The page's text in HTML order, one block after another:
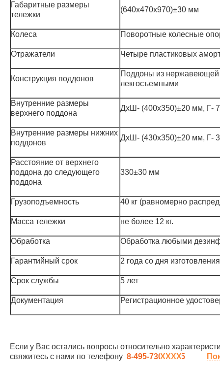
Габаритные размеры
тележки
(640х470х970)±30 мм
Колеса Поворотные колесные
Отражатели Четыре пластиковых
Конструкция поддонов
Поддоны из нержавеющей
лекгосъемными
Внутренние размеры
верхнего поддона
ДхШ- (400х350)±20 мм, Г-
Внутренние размеры нижних
поддонов
ДхШ- (430х350)±20 мм, Г-
Расстояние от верхнего
поддона до следующего
поддона
330±30 мм
Грузоподъемность 40 кг (равномерно
Масса тележки не более 12 кг.
Обработка Обработка любыми
Гарантийный срок 2 года со дня
Срок службы 5 лет
Документация Регистрационное
Если у Вас остались вопросы относительно
свяжитесь с нами по телефону 8-495-730-90-25